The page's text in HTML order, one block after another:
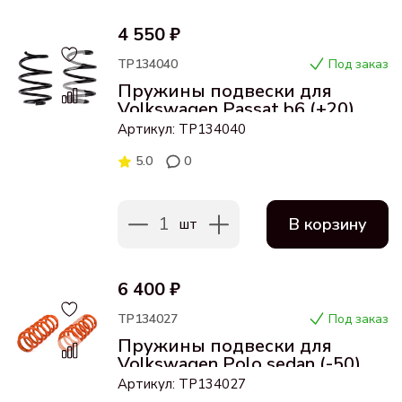
4 550 ₽
Под заказ
ТР134040
Пружины подвески для
Volkswagen Passat b6 (+20)
передние
Артикул: ТР134040
5.0 0
1 шт В корзину
6 400 ₽
Под заказ
ТР134027
Пружины подвески для
Volkswagen Polo sedan (-50)
задние
Артикул: ТР134027